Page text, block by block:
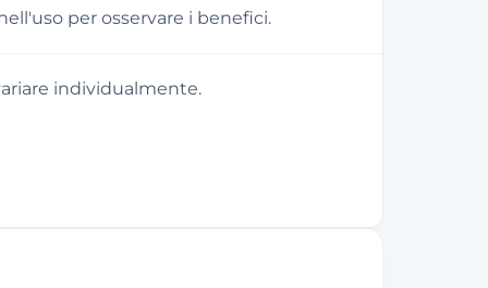
per osservare i benefici.
individualmente.